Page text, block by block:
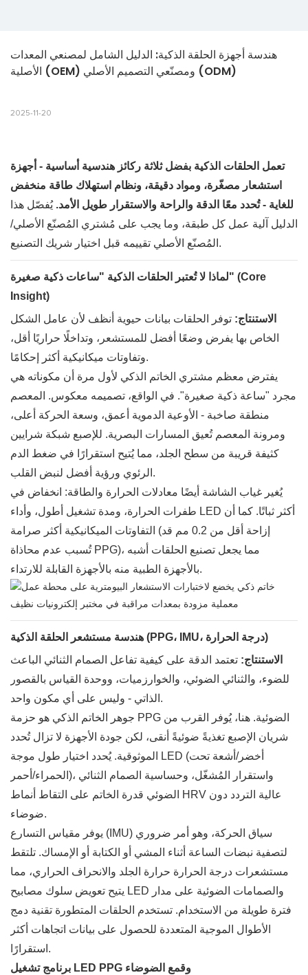
هندسة أجهزة الحلقة الذكية: الدليل الشامل لمصنعي المعدات
الأصلية (OEM) ومصنّعي التصميم الأصلي (ODM)
2025-11-20
تعمل الحلقات الذكية بفضل ثلاثة ركائز هندسية أساسية - أجهزة
استشعار مصغّرة، ومواد دقيقة، ونظام استهلاك طاقة منخفض
للغاية - تُحدد معًا الدقة والراحة والاستقرار طويل الأمد. يُفصّل هذا
الدليل آلية عمل كل طبقة، وما يجب على مُشتري المُصنّع الأصلي/
المُصنّع الأصلي تقييمه قبل اختيار شريك التصنيع.
لماذا لا تُعتبر الحلقات الذكية "ساعات ذكية صغيرة" (Core
Insight)
الاستنتاج: توفر الحلقات بيانات حيوية أنظف لأن عامل الشكل
الخاص بها يفرض وضعًا أفضل للمستشعر، وتداخلًا حراريًا أقل،
وتفاوتات ميكانيكية أكثر إحكامًا.
يفترض معظم مشتري الخاتم الذكي لأول مرة أن مكوناته هي
مجرد "ساعة ذكية صغيرة". في الواقع، تصميمه معكوس. المعصم
منطقة صاخبة - الأوعية الدموية أعمق، وسعة الحركة أعلى،
ومرونة المعصم تُعيق المسارات البصرية. للإصبع شبكة شرايين
كثيفة قريبة من سطح الجلد، مما يُتيح استقرارًا في ضغط الدم
الرئوي ورؤية أفضل لنبض القلب.
يُغير غياب الشاشة أيضًا معادلات الحرارة والطاقة: انخفاض في
طفرات الحرارة، ومدة تشغيل أطول، وأداء LED أكثر ثباتًا. كما أن
التفاوتات الميكانيكية أكثر صرامة (إزاحة أقل من 0.2 مم قد
تُسبب عدم محاذاة PPG)، مما يجعل تصنيع الحلقات أشبه
بالأجهزة الطبية منه بالأجهزة القابلة للارتداء.
هندسة مستشعر الحلقة الذكية (PPG، IMU، درجة الحرارة)
الاستنتاج: تعتمد الدقة على كيفية تفاعل الصمام الثنائي الباعث
للضوء، والثنائي الضوئي، والخوارزميات، ووحدة القياس بالقصور
الذاتي - وليس على أي مكون واحد.
جوهر الخاتم الذكي هو حزمة PPG الضوئية. هنا، يُوفر القرب من
شريان الإصبع تغذيةً ضوئيةً أنقى، لكن جودة الأجهزة لا تزال تُحدد
الموثوقية. يُحدد اختيار طول موجة LED (أخضر/أشعة تحت
الحمراء/أحمر)، واستقرار المُشغّل، وحساسية الصمام الثنائي
الضوئي قدرة الخاتم على التقاط أنماط HRV عالية التردد دون
ضوضاء.
يوفر مقياس التسارع (IMU) سياق الحركة، وهو أمر ضروري
لتصفية نبضات الساعة أثناء المشي أو الكتابة أو الإمساك. تلتقط
مستشعرات درجة الحرارة حرارة الجلد والانحراف الحراري، مما
يتيح تعويض سلوك مصابيح LED والصمامات الضوئية على مدار
فترة طويلة من الاستخدام. تستخدم الحلقات المتطورة تقنية دمج
الأطوال الموجية المتعددة للحصول على بيانات اتجاهات أكثر
استقرارًا.
برنامج تشغيل LED PPG وقمع الضوضاء